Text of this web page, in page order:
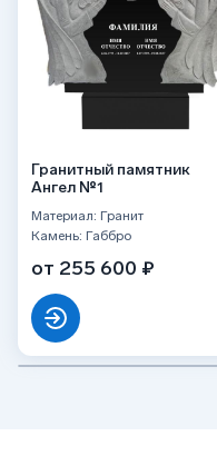
Гранитный памятник
Ангел №1
Материал: Гранит
Камень: Габбро
от 255 600 ₽